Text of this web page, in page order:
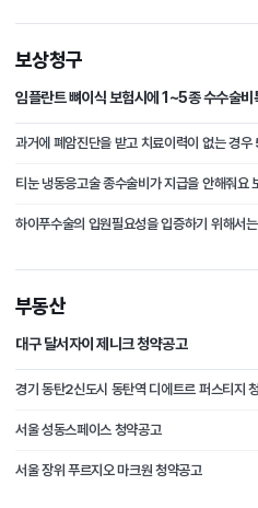
보상청구
임플란트 뼈이식 보험시에 1~5종 수수술
티눈 냉동응고술 종수술비가 지급을 안해줘요
하이푸수술의 입원필요성을 입증하기 위해서
부동산
대구 달서자이 제니크 청약공고
경기 동탄2신도시 동탄역 디에트르 퍼스티지
서울 성동스페이스 청약공고
서울 장위 푸르지오 마크원 청약공고